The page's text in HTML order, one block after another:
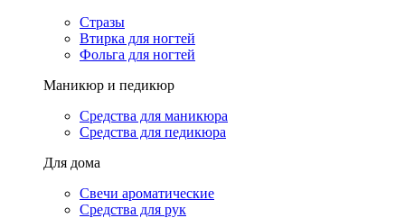
Стразы
Втирка для ногтей
Фольга для ногтей
Маникюр и педикюр
Средства для маникюра
Средства для педикюра
Для дома
Свечи ароматические
Средства для рук